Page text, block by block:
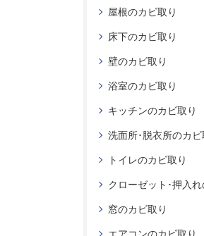
屋根のカビ取り
床下のカビ取り
壁のカビ取り
浴室のカビ取り
キッチンのカビ取り
洗面所･脱衣所のカビ
トイレのカビ取り
クローゼット･押入れ
窓のカビ取り